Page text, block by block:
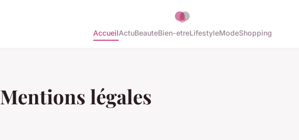
AccueilActuBeauteBien-etreLifestyleModeShopping
Mentions légales